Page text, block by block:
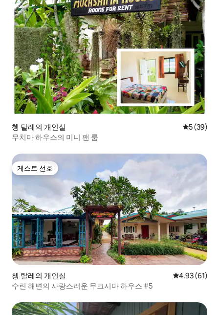
쳉 탈레의 개인실 평점 5점(5
5 (39)
무치마 하우스의 미니 팬 룸
게스트 선호
게스트 선호
쳉 탈레의 개인실 평점 4.93점
4.93 (61)
수린 해변의 사랑스러운 무크시마 하우스 #5